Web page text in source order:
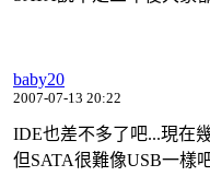
baby20
2007-07-13 20:22
IDE也差不多了吧...現在
但SATA很難像USB一樣